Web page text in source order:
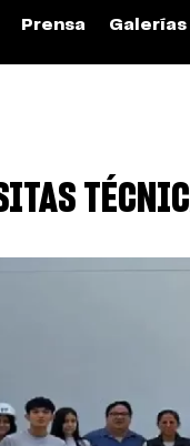
Prensa Galerías